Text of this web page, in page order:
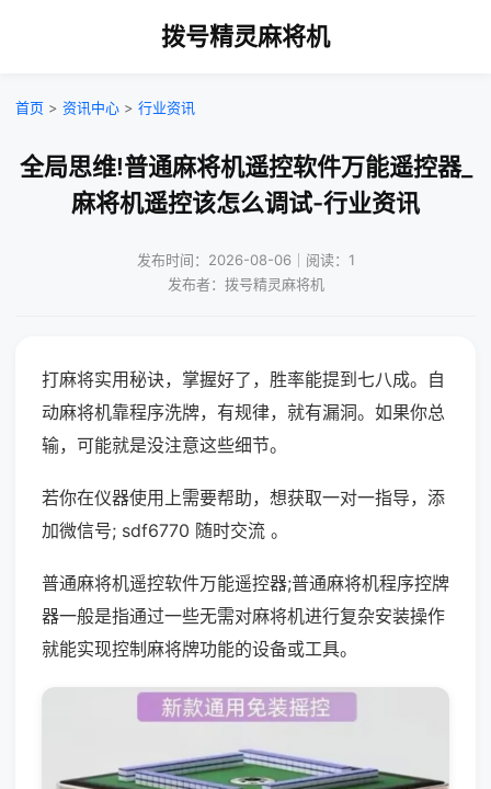
拨号精灵麻将机
首页 > 资讯中心 > 行业资讯
全局思维!普通麻将机遥控软件万能遥控器_
麻将机遥控该怎么调试-行业资讯
发布时间：2026-08-06｜阅读：1
发布者：拨号精灵麻将机
打麻将实用秘诀，掌握好了，胜率能提到七八成。自
动麻将机靠程序洗牌，有规律，就有漏洞。如果你总
输，可能就是没注意这些细节。
若你在仪器使用上需要帮助，想获取一对一指导，添
加微信号; sdf6770 随时交流 。
普通麻将机遥控软件万能遥控器;普通麻将机程序控牌
器一般是指通过一些无需对麻将机进行复杂安装操作
就能实现控制麻将牌功能的设备或工具。